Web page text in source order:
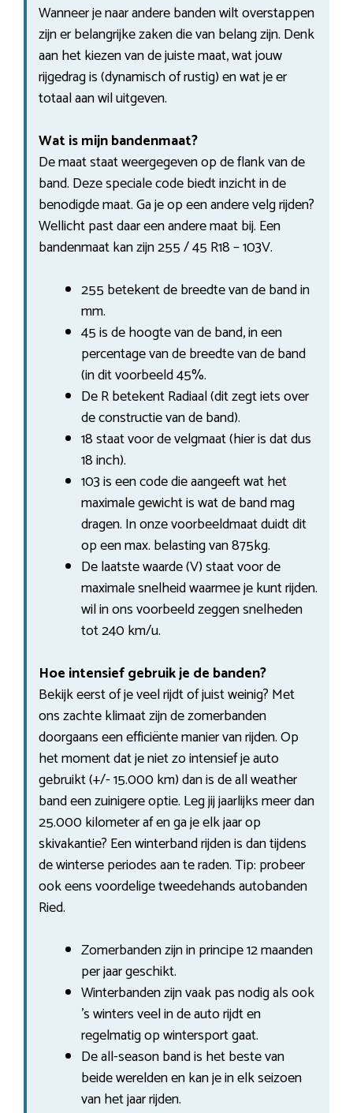
Wanneer je naar andere banden wilt overstappen
zijn er belangrijke zaken die van belang zijn. Denk
aan het kiezen van de juiste maat, wat jouw
rijgedrag is (dynamisch of rustig) en wat je er
totaal aan wil uitgeven.
Wat is mijn bandenmaat?
De maat staat weergegeven op de flank van de
band. Deze speciale code biedt inzicht in de
benodigde maat. Ga je op een andere velg rijden?
Wellicht past daar een andere maat bij. Een
bandenmaat kan zijn 255 / 45 R18 – 103V.
255 betekent de breedte van de band in
mm.
45 is de hoogte van de band, in een
percentage van de breedte van de band
(in dit voorbeeld 45%.
De R betekent Radiaal (dit zegt iets over
de constructie van de band).
18 staat voor de velgmaat (hier is dat dus
18 inch).
103 is een code die aangeeft wat het
maximale gewicht is wat de band mag
dragen. In onze voorbeeldmaat duidt dit
op een max. belasting van 875kg.
De laatste waarde (V) staat voor de
maximale snelheid waarmee je kunt rijden.
wil in ons voorbeeld zeggen snelheden
tot 240 km/u.
Hoe intensief gebruik je de banden?
Bekijk eerst of je veel rijdt of juist weinig? Met
ons zachte klimaat zijn de zomerbanden
doorgaans een efficiënte manier van rijden. Op
het moment dat je niet zo intensief je auto
gebruikt (+/- 15.000 km) dan is de all weather
band een zuinigere optie. Leg jij jaarlijks meer dan
25.000 kilometer af en ga je elk jaar op
skivakantie? Een winterband rijden is dan tijdens
de winterse periodes aan te raden. Tip: probeer
ook eens voordelige tweedehands autobanden
Ried.
Zomerbanden zijn in principe 12 maanden
per jaar geschikt.
Winterbanden zijn vaak pas nodig als ook
’s winters veel in de auto rijdt en
regelmatig op wintersport gaat.
De all-season band is het beste van
beide werelden en kan je in elk seizoen
van het jaar rijden.